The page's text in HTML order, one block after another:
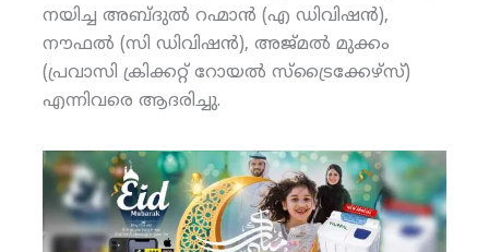
നയിച്ച അബ്ദുല്‍ റഹ്മാന്‍ (എ ഡിവിഷന്‍),
നൗഫല്‍ (സി ഡിവിഷന്‍), അജ്മല്‍ മുക്കം
(പ്രവാസി ക്രിക്കറ്റ് റോയല്‍ സ്‌ട്രൈക്കേഴ്‌സ്)
എന്നിവരെ ആദരിച്ചു.